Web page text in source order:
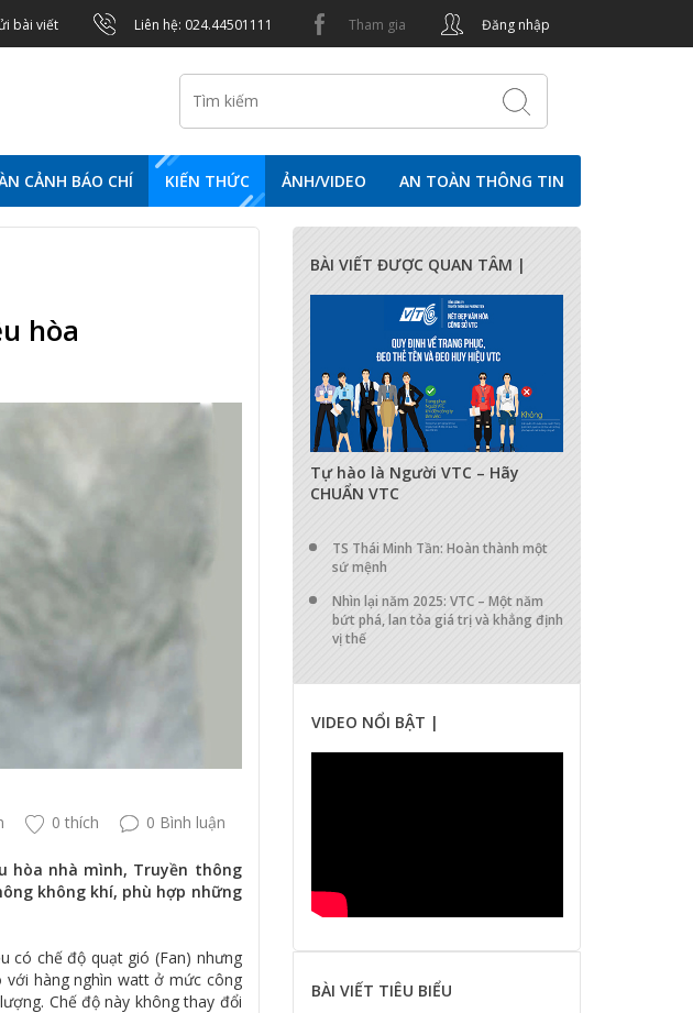
bài viết Liên hệ: 024.44501111 Tham gia Đăng nhập
CẢNH BÁO CHÍ KIẾN THỨC ẢNH/VIDEO AN TOÀN THÔNG TIN
hòa
0 thích 0 Bình luận
hòa nhà mình, Truyền thông
không khí, phù hợp những
có chế độ quạt gió (Fan) nhưng
hàng nghìn watt ở mức công
Chế độ này không thay đổi
BÀI VIẾT ĐƯỢC QUAN TÂM |
Tự hào là Người VTC – Hãy
CHUẨN VTC
TS Thái Minh Tần: Hoàn thành một
sứ mệnh
Nhìn lại năm 2025: VTC – Một năm
bứt phá, lan tỏa giá trị và khẳng định
vị thế
VIDEO NỔI BẬT |
BÀI VIẾT TIÊU BIỂU